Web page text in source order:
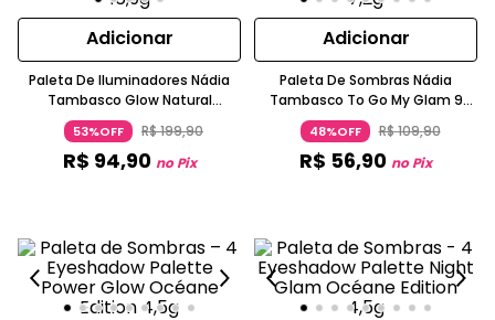
Adicionar
Paleta De Iluminadores Nádia
Tambasco Glow Natural
Cintilante Glow To Go OCEANE
53%OFF R$199,90
R$ 94,90 no Pix
Adicionar
Paleta De Sombras Nádia
Tambasco To Go My Glam 9
Cores Cintilantes E Matte Bordô
OCEANE
48%OFF R$109,90
R$ 56,90 no Pix